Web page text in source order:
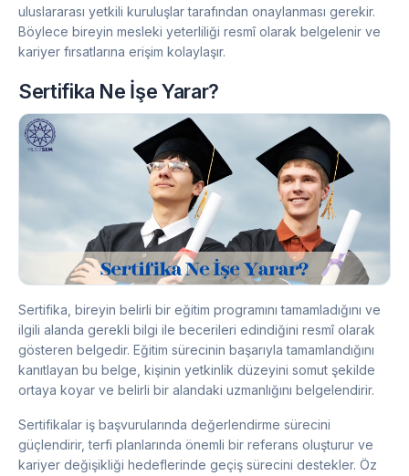
uluslararası yetkili kuruluşlar tarafından onaylanması gerekir.
Böylece bireyin mesleki yeterliliği resmî olarak belgelenir ve
kariyer fırsatlarına erişim kolaylaşır.
Sertifika Ne İşe Yarar?
Sertifika, bireyin belirli bir eğitim programını tamamladığını ve
ilgili alanda gerekli bilgi ile becerileri edindiğini resmî olarak
gösteren belgedir. Eğitim sürecinin başarıyla tamamlandığını
kanıtlayan bu belge, kişinin yetkinlik düzeyini somut şekilde
ortaya koyar ve belirli bir alandaki uzmanlığını belgelendirir.
Sertifikalar iş başvurularında değerlendirme sürecini
güçlendirir, terfi planlarında önemli bir referans oluşturur ve
kariyer değişikliği hedeflerinde geçiş sürecini destekler. Öz